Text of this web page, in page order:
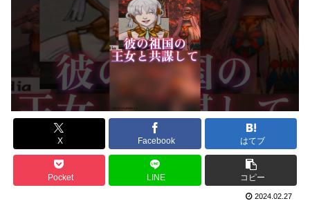
X Facebook はてブ
Pocket LINE コピー
2024.02.27